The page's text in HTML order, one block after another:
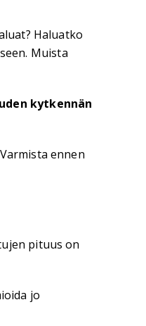
Haluatko
Muista
kytkennän
ennen
pituus on
jo